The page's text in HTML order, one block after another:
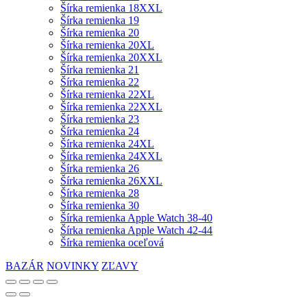
Šírka remienka 18XXL
Šírka remienka 19
Šírka remienka 20
Šírka remienka 20XL
Šírka remienka 20XXL
Šírka remienka 21
Šírka remienka 22
Šírka remienka 22XL
Šírka remienka 22XXL
Šírka remienka 23
Šírka remienka 24
Šírka remienka 24XL
Šírka remienka 24XXL
Šírka remienka 26
Šírka remienka 26XXL
Šírka remienka 28
Šírka remienka 30
Šírka remienka Apple Watch 38-40
Šírka remienka Apple Watch 42-44
Šírka remienka oceľová
BAZÁR NOVINKY ZĽAVY